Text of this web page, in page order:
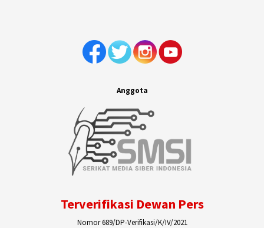
Anggota
Terverifikasi Dewan Pers
Nomor 689/DP-Verifikasi/K/IV/2021